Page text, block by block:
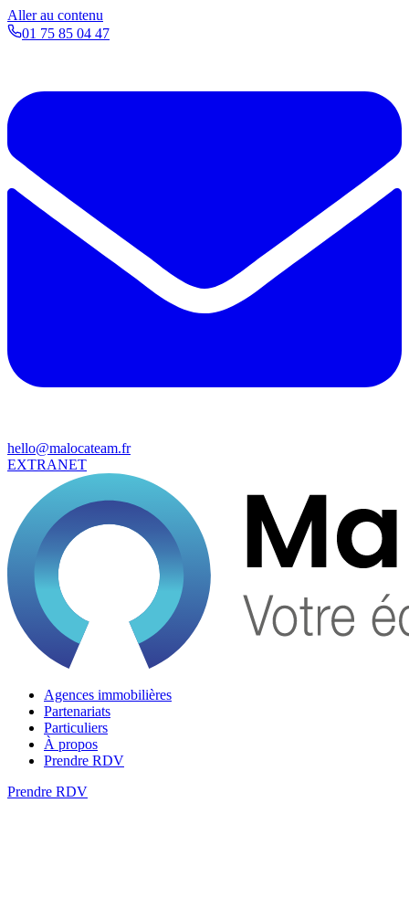
Aller au contenu
01 75 85 04 47
hello@malocateam.fr
EXTRANET
Agences immobilières
Partenariats
Particuliers
À propos
Prendre RDV
Prendre RDV